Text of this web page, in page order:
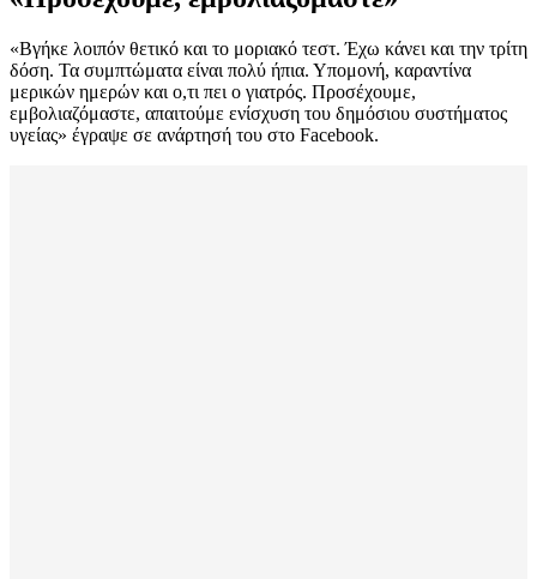
«Βγήκε λοιπόν θετικό και το μοριακό τεστ. Έχω κάνει και την τρίτη
δόση. Τα συμπτώματα είναι πολύ ήπια. Υπομονή, καραντίνα
μερικών ημερών και ο,τι πει ο γιατρός. Προσέχουμε,
εμβολιαζόμαστε, απαιτούμε ενίσχυση του δημόσιου συστήματος
υγείας» έγραψε σε ανάρτησή του στο Facebook.